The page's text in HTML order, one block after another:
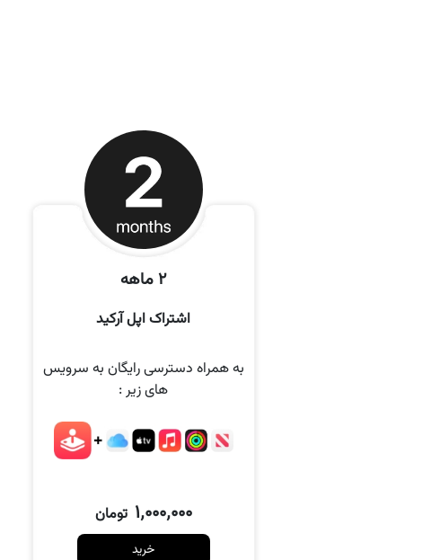
2 ماهه
اشتراک اپل آرکید
به همراه دسترسی رایگان به سرویس
های زیر :
1٬000٬000 تومان
خرید